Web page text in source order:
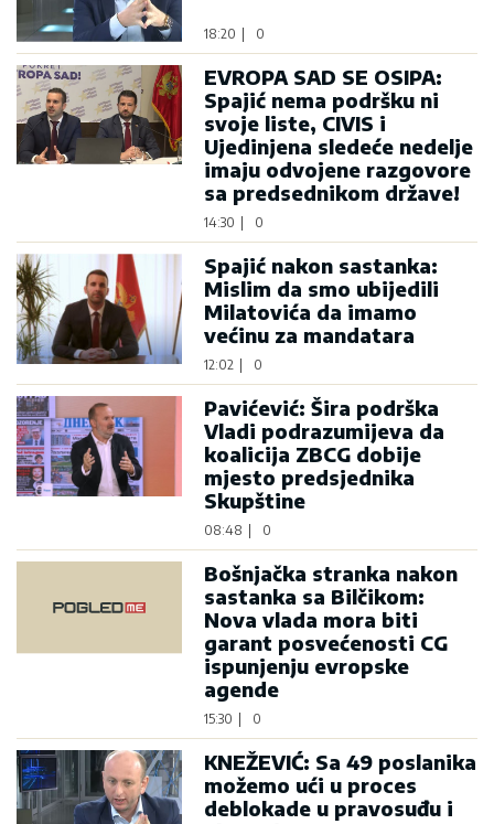
18:20 0
EVROPA SAD SE OSIPA:
Spajić nema podršku ni
svoje liste, CIVIS i
Ujedinjena sledeće nedelje
imaju odvojene razgovore
sa predsednikom države!
14:30 0
Spajić nakon sastanka:
Mislim da smo ubijedili
Milatovića da imamo
većinu za mandatara
12:02 0
Pavićević: Šira podrška
Vladi podrazumijeva da
koalicija ZBCG dobije
mjesto predsjednika
Skupštine
08:48 0
Bošnjačka stranka nakon
sastanka sa Bilčikom:
Nova vlada mora biti
garant posvećenosti CG
ispunjenju evropske
agende
15:30 0
KNEŽEVIĆ: Sa 49 poslanika
možemo ući u proces
deblokade u pravosuđu i